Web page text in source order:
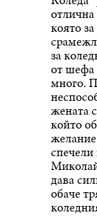
която
за
от шефа
много.
жената
който
дава
обаче